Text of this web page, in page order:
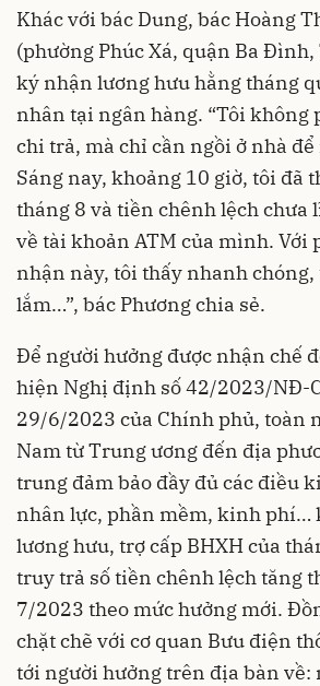
Khác với bác Dung, bác Hoàng
(phường Phúc Xá, quận Ba Đình,
ký nhận lương hưu hằng tháng
nhân tại ngân hàng. “Tôi không
chi trả, mà chỉ cần ngồi ở nhà
Sáng nay, khoảng 10 giờ, tôi đã
tháng 8 và tiền chênh lệch chưa
về tài khoản ATM của mình. Với
nhận này, tôi thấy nhanh
lắm…”, bác Phương chia sẻ.
Để người hưởng được nhận chế
hiện Nghị định số 42/2023/NĐ-
29/6/2023 của Chính phủ, toàn
Nam từ Trung ương đến địa
trung đảm bảo đầy đủ các điều
nhân lực, phần mềm, kinh phí…
lương hưu, trợ cấp BHXH của
truy trả số tiền chênh lệch tăng
7/2023 theo mức hưởng mới.
chặt chẽ với cơ quan Bưu điện
tới người hưởng trên địa bàn về: